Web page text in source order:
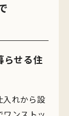
らせる住
入れから設